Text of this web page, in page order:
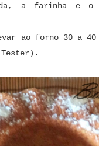
a farinha e o
ao forno 30 a
Tester).